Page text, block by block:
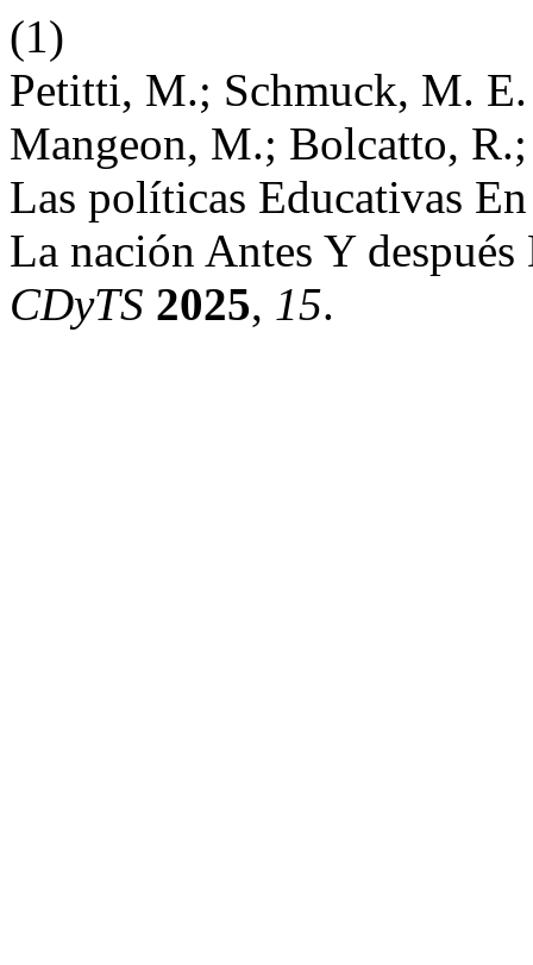
(1)
Petitti, M.; Schmuck, M.
Mangeon, M.; Bolcatto,
Las políticas Educativas
La nación Antes Y
CDyTS 2025, 15.